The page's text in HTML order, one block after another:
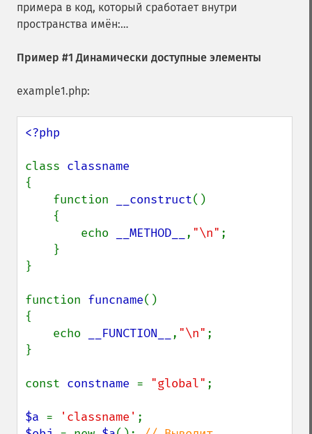
примера в код, который сработает внутри
пространства имён:…
Пример #1 Динамически доступные элементы
example1.php:
<?php
class
{
    function
__construct()
        echo
__METHOD__ , "\n" ;
}
function funcname()
{
    echo
__FUNCTION__ , "\n" ;
}
const constname = "global" ;
$a = 'classname'